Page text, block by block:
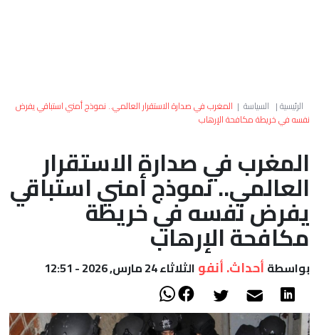
العالم
الصحراء
الرئيسية| السياسة | المغرب في صدارة الاستقرار العالمي.. نموذج أمني استباقي يفرض
نفسه في خريطة مكافحة الإرهاب
المغرب في صدارة الاستقرار
العالمي.. نموذج أمني استباقي
يفرض نفسه في خريطة
مكافحة الإرهاب
بواسطة أحداث. أنفو الثلاثاء 24 مارس, 2026 - 12:51